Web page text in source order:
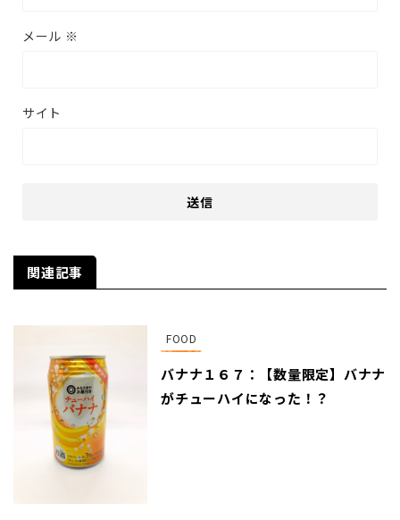
メール ※
サイト
関連記事
FOOD
バナナ１６７：【数量限定】バナナ
がチューハイになった！？